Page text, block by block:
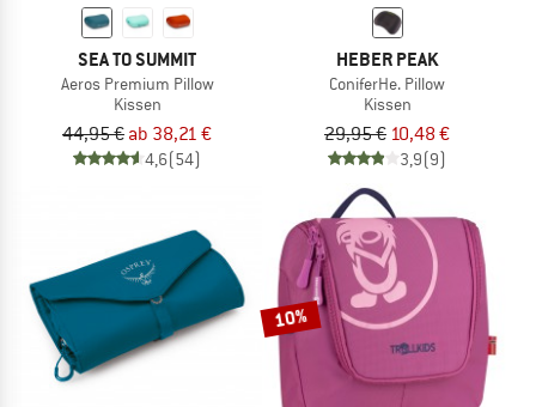
SEA TO SUMMIT
Aeros Premium Pillow
Kissen
44,95 € ab 38,21 €
4,6(54)
HEBER PEAK
ConiferHe. Pillow
Kissen
29,95 € 10,48 €
3,9(9)
10%